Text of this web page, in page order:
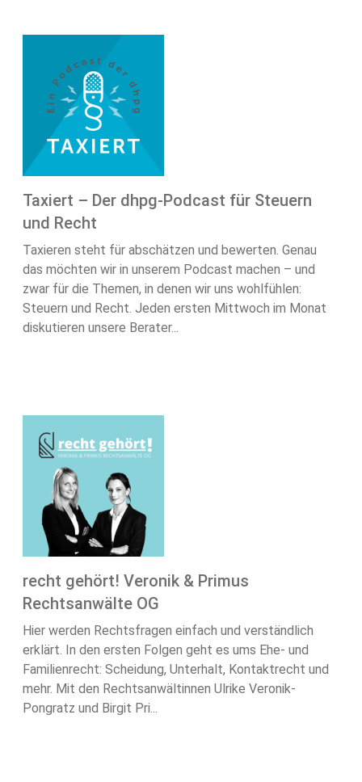
Taxiert – Der dhpg-Podcast für Steuern
und Recht
Taxieren steht für abschätzen und bewerten. Genau
das möchten wir in unserem Podcast machen – und
zwar für die Themen, in denen wir uns wohlfühlen:
Steuern und Recht. Jeden ersten Mittwoch im Monat
diskutieren unsere Berater...
recht gehört! Veronik & Primus
Rechtsanwälte OG
Hier werden Rechtsfragen einfach und verständlich
erklärt. In den ersten Folgen geht es ums Ehe- und
Familienrecht: Scheidung, Unterhalt, Kontaktrecht und
mehr. Mit den Rechtsanwältinnen Ulrike Veronik-
Pongratz und Birgit Pri...